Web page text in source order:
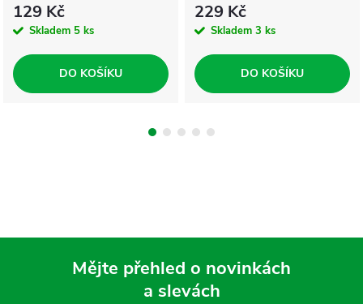
129 Kč
Skladem 5 ks
DO KOŠÍKU
229 Kč
Skladem 3 ks
DO KOŠÍKU
Mějte přehled o novinkách
a slevách